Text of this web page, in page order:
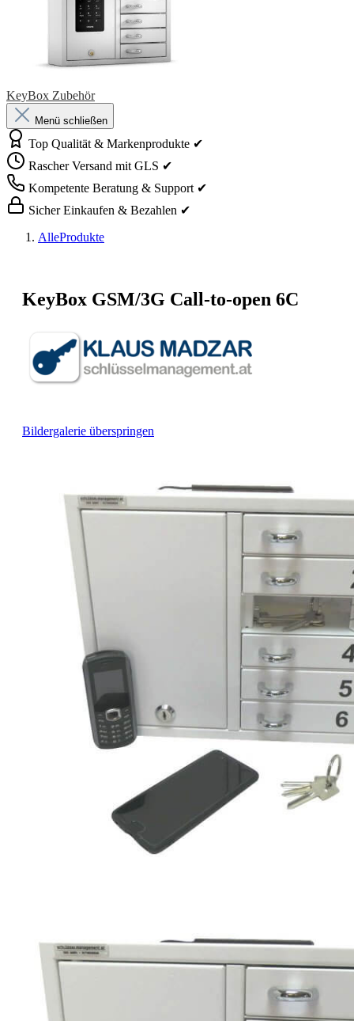
KeyBox Zubehör
Menü schließen
Top Qualität & Markenprodukte ✔
Rascher Versand mit GLS ✔
Kompetente Beratung & Support ✔
Sicher Einkaufen & Bezahlen ✔
AlleProdukte
KeyBox GSM/3G Call-to-open 6C
Bildergalerie überspringen